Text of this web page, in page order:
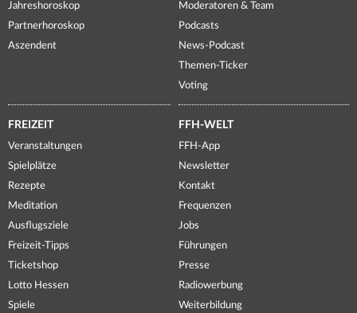
Jahreshoroskop
Partnerhoroskop
Aszendent
Moderatoren & Team
Podcasts
News-Podcast
Themen-Ticker
Voting
FREIZEIT
Veranstaltungen
Spielplätze
Rezepte
Meditation
Ausflugsziele
Freizeit-Tipps
Ticketshop
Lotto Hessen
Spiele
FFH-WELT
FFH-App
Newsletter
Kontakt
Frequenzen
Jobs
Führungen
Presse
Radiowerbung
Weiterbildung